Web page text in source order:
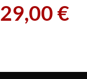
29,00€